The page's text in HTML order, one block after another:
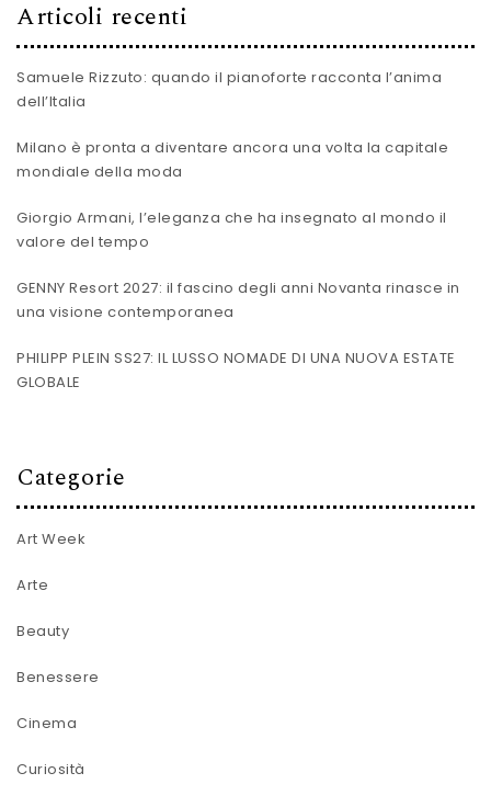
Articoli recenti
Samuele Rizzuto: quando il pianoforte racconta l’anima
dell’Italia
Milano è pronta a diventare ancora una volta la capitale
mondiale della moda
Giorgio Armani, l’eleganza che ha insegnato al mondo il
valore del tempo
GENNY Resort 2027: il fascino degli anni Novanta rinasce in
una visione contemporanea
PHILIPP PLEIN SS27: IL LUSSO NOMADE DI UNA NUOVA ESTATE
GLOBALE
Categorie
Art Week
Arte
Beauty
Benessere
Cinema
Curiosità